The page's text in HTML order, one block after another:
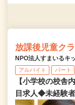
放課後児童ク
NPO法人すまいるキ
アルバイト パート
【小学校の校舎
目求人◆未経験